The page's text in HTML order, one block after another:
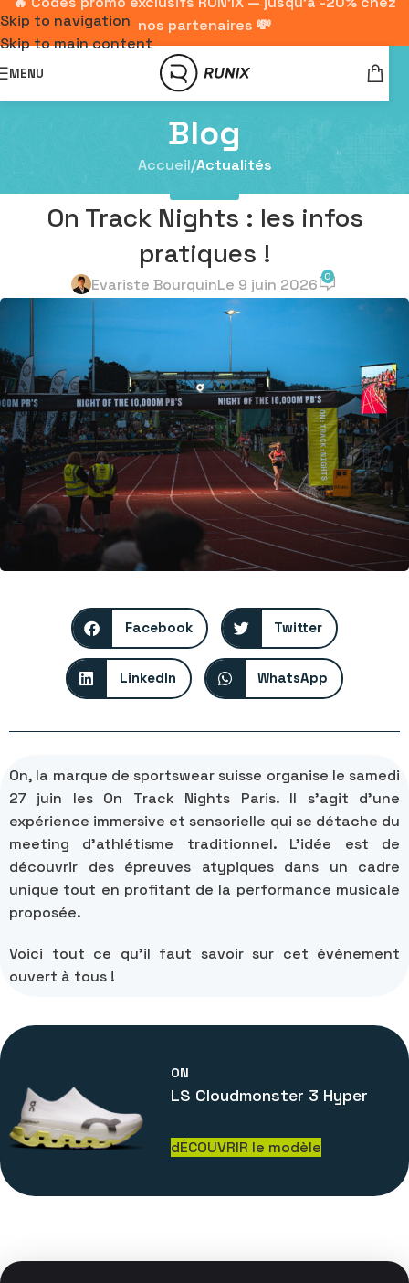
Skip to navigation
Skip to main content
nos partenaires 💸
MENU
Blog
Accueil/Actualités
On Track Nights : les infos
pratiques !
Evariste BourquinLe 9 juin 2026 0
Facebook Twitter
LinkedIn WhatsApp
On, la marque de sportswear suisse organise le samedi
27 juin les On Track Nights Paris. Il s’agit d’une
expérience immersive et sensorielle qui se détache du
meeting d’athlétisme traditionnel. L’idée est de
découvrir des épreuves atypiques dans un cadre
unique tout en profitant de la performance musicale
proposée.
Voici tout ce qu’il faut savoir sur cet événement
ouvert à tous !
ON
LS Cloudmonster 3 Hyper
dÉCOUVRIR le modèle